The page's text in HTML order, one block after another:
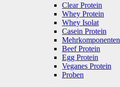
Clear Protein
Whey Protein
Whey Isolat
Casein Protein
Beef Protein
Egg Protein
Veganes Protein
Proben